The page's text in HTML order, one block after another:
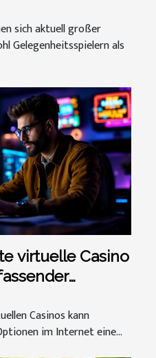
sich aktuell großer
Gelegenheitsspielern als
virtuelle Casino
Casinos kann
im Internet eine...